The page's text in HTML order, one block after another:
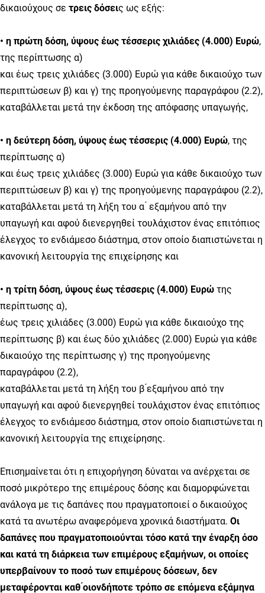
δικαιούχους σε τρεις δόσεις ως εξής:
• η πρώτη δόση, ύψους έως τέσσερις χιλιάδες (4.000) Ευρώ,
της περίπτωσης α)
και έως τρεις χιλιάδες (3.000) Ευρώ για κάθε δικαιούχο των
περιπτώσεων β) και γ) της προηγούμενης παραγράφου (2.2),
καταβάλλεται μετά την έκδοση της απόφασης υπαγωγής,
• η δεύτερη δόση, ύψους έως τέσσερις (4.000) Ευρώ, της
περίπτωσης α)
και έως τρεις χιλιάδες (3.000) Ευρώ για κάθε δικαιούχο των
περιπτώσεων β) και γ) της προηγούμενης παραγράφου (2.2),
καταβάλλεται μετά τη λήξη του α ́ εξαμήνου από την
υπαγωγή και αφού διενεργηθεί τουλάχιστον ένας επιτόπιος
έλεγχος το ενδιάμεσο διάστημα, στον οποίο διαπιστώνεται η
κανονική λειτουργία της επιχείρησης και
• η τρίτη δόση, ύψους έως τέσσερις (4.000) Ευρώ της
περίπτωσης α),
έως τρεις χιλιάδες (3.000) Ευρώ για κάθε δικαιούχο της
περίπτωσης β) και έως δύο χιλιάδες (2.000) Ευρώ για κάθε
δικαιούχο της περίπτωσης γ) της προηγούμενης
παραγράφου (2.2),
καταβάλλεται μετά τη λήξη του β ́εξαμήνου από την
υπαγωγή και αφού διενεργηθεί τουλάχιστον ένας επιτόπιος
έλεγχος το ενδιάμεσο διάστημα, στον οποίο διαπιστώνεται η
κανονική λειτουργία της επιχείρησης.
Επισημαίνεται ότι η επιχορήγηση δύναται να ανέρχεται σε
ποσό μικρότερο της επιμέρους δόσης και διαμορφώνεται
ανάλογα με τις δαπάνες που πραγματοποιεί ο δικαιούχος
κατά τα ανωτέρω αναφερόμενα χρονικά διαστήματα. Οι
δαπάνες που πραγματοποιούνται τόσο κατά την έναρξη όσο
και κατά τη διάρκεια των επιμέρους εξαμήνων, οι οποίες
υπερβαίνουν το ποσό των επιμέρους δόσεων, δεν
μεταφέρονται καθ ́οιονδήποτε τρόπο σε επόμενα εξάμηνα